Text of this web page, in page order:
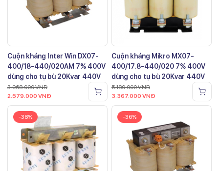
Cuộn kháng Inter Win DX07-
400/18-440/020AM 7% 400V
dùng cho tụ bù 20Kvar 440V
3.968.000VNĐ
2.579.000 VNĐ
Cuộn kháng Mikro MX07-
400/17.8-440/020 7% 400V
dùng cho tụ bù 20Kvar 440V
5.180.000VNĐ
3.367.000 VNĐ
-38% -36%